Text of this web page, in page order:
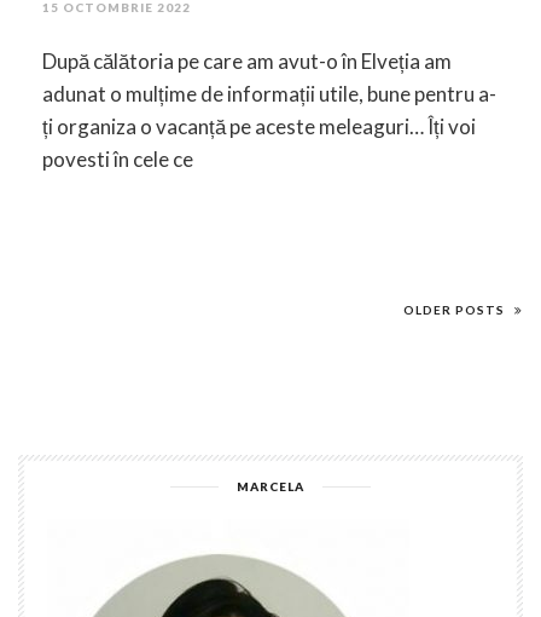
15 OCTOMBRIE 2022
După călătoria pe care am avut-o în Elveția am
adunat o mulțime de informații utile, bune pentru a-
ți organiza o vacanță pe aceste meleaguri… Îți voi
povesti în cele ce
OLDER POSTS
MARCELA